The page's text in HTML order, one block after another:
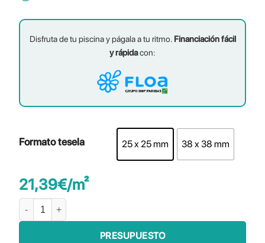
Disfruta de tu piscina y págala a tu ritmo. Financiación fácil
y rápidacon:
Formato tesela 25 x 25 mm 38 x 38 mm
21,39€/m²
Estelar Green cantidad
PRESUPUESTO